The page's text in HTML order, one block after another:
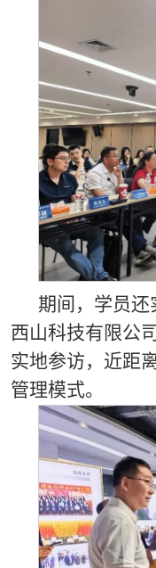
期间，学员还
西山科技有限公
实地参访，近距
管理模式。